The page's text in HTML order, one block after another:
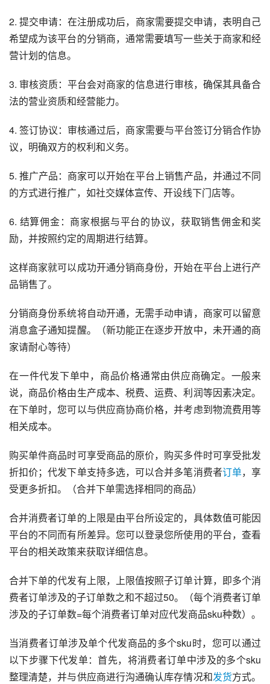
2. 提交申请：在注册成功后，商家需要提交申请，表明自己
希望成为该平台的分销商，通常需要填写一些关于商家和经
营计划的信息。
3. 审核资质：平台会对商家的信息进行审核，确保其具备合
法的营业资质和经营能力。
4. 签订协议：审核通过后，商家需要与平台签订分销合作协
议，明确双方的权利和义务。
5. 推广产品：商家可以开始在平台上销售产品，并通过不同
的方式进行推广，如社交媒体宣传、开设线下门店等。
6. 结算佣金：商家根据与平台的协议，获取销售佣金和奖
励，并按照约定的周期进行结算。
这样商家就可以成功开通分销商身份，开始在平台上进行产
品销售了。
分销商身份系统将自动开通，无需手动申请，商家可以留意
消息盒子通知提醒。（新功能正在逐步开放中，未开通的商
家请耐心等待）
在一件代发下单中，商品价格通常由供应商确定。一般来
说，商品价格由生产成本、税费、运费、利润等因素决定。
在下单时，您可以与供应商协商价格，并考虑到物流费用等
相关成本。
购买单件商品时可享受商品的原价，购买多件时可享受批发
折扣价；代发下单支持多选，可以合并多笔消费者订单，享
受更多折扣。（合并下单需选择相同的商品）
合并消费者订单的上限是由平台所设定的，具体数值可能因
平台的不同而有所差异。您可以登录您所使用的平台，查看
平台的相关政策来获取详细信息。
合并下单的代发有上限，上限值按照子订单计算，即多个消
费者订单涉及的子订单数之和不超过50。（每个消费者订单
涉及的子订单数=每个消费者订单对应代发商品sku种数）。
当消费者订单涉及单个代发商品的多个sku时，您可以通过
以下步骤下代发单：首先，将消费者订单中涉及的多个sku
整理清楚，并与供应商进行沟通确认库存情况和发货方式。